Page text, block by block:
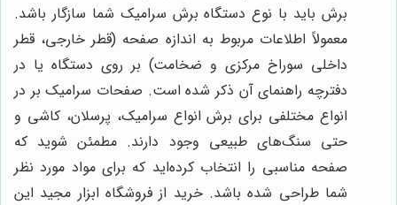
برش باید با نوع دستگاه برش سرامیک شما سازگار باشد.
معمولاً اطلاعات مربوط به اندازه صفحه (قطر خارجی، قطر
داخلی سوراخ مرکزی و ضخامت) بر روی دستگاه یا در
دفترچه راهنمای آن ذکر شده است. صفحات سرامیک بر در
انواع مختلفی برای برش انواع سرامیک، پرسلان، کاشی و
حتی سنگ‌های طبیعی وجود دارند. مطمئن شوید که
صفحه مناسبی را انتخاب کرده‌اید که برای مواد مورد نظر
شما طراحی شده باشد. خرید از فروشگاه ابزار مجید این